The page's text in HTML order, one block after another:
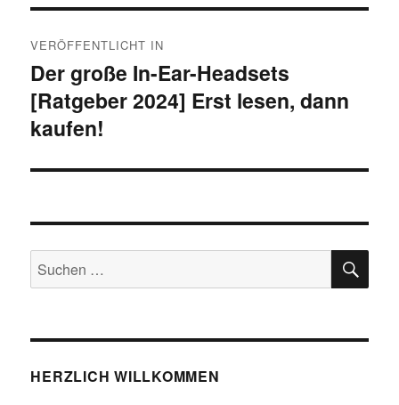
VERÖFFENTLICHT IN
Der große In-Ear-Headsets
[Ratgeber 2024] Erst lesen, dann
kaufen!
Suchen
nach:
HERZLICH WILLKOMMEN